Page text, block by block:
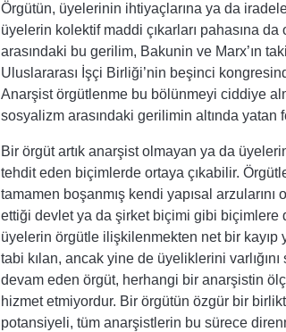
Örgütün, üyelerinin ihtiyaçlarına ya da
üyelerin kolektif maddi çıkarları pahasına
arasındaki bu gerilim, Bakunin ve Marx’ın
Uluslararası İşçi Birliği’nin beşinci
Anarşist örgütlenme bu bölünmeyi ciddiye
sosyalizm arasındaki gerilimin altında yatan
Bir örgüt artık anarşist olmayan ya da
tehdit eden biçimlerde ortaya çıkabilir.
tamamen boşanmış kendi yapısal
ettiği devlet ya da şirket biçimi gibi biçimlere
üyelerin örgütle ilişkilenmekten net bir kayıp
tabi kılan, ancak yine de üyeliklerini
devam eden örgüt, herhangi bir anarşistin
hizmet etmiyordur. Bir örgütün özgür bir
potansiyeli, tüm anarşistlerin bu sürece